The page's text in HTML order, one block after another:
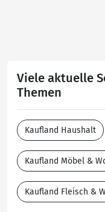
Viele aktuelle
Themen
Kaufland Haushalt
Kaufland Möbel &
Kaufland Fleisch &